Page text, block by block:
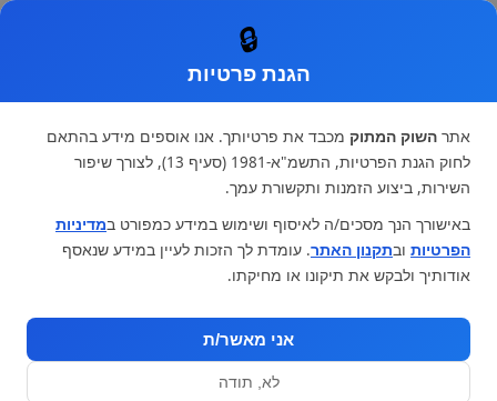
🔒
הגנת פרטיות
אתר השוק המתוק מכבד את פרטיותך. אנו אוספים מידע בהתאם
לחוק הגנת הפרטיות, התשמ"א-1981 (סעיף 13), לצורך שיפור
השירות, ביצוע הזמנות ותקשורת עמך.
באישורך הנך מסכים/ה לאיסוף ושימוש במידע כמפורט במדיניות
הפרטיות ובתקנון האתר. עומדת לך הזכות לעיין במידע שנאסף
אודותיך ולבקש את תיקונו או מחיקתו.
אני מאשר/ת
לא, תודה